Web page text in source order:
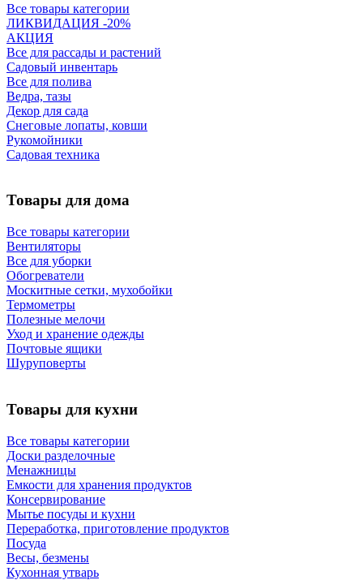
Все товары категории
ЛИКВИДАЦИЯ -20%
АКЦИЯ
Все для рассады и растений
Садовый инвентарь
Все для полива
Ведра, тазы
Декор для сада
Снеговые лопаты, ковши
Рукомойники
Садовая техника
Товары для дома
Все товары категории
Вентиляторы
Все для уборки
Обогреватели
Москитные сетки, мухобойки
Термометры
Полезные мелочи
Уход и хранение одежды
Почтовые ящики
Шуруповерты
Товары для кухни
Все товары категории
Доски разделочные
Менажницы
Емкости для хранения продуктов
Консервирование
Мытье посуды и кухни
Переработка, приготовление продуктов
Посуда
Весы, безмены
Кухонная утварь